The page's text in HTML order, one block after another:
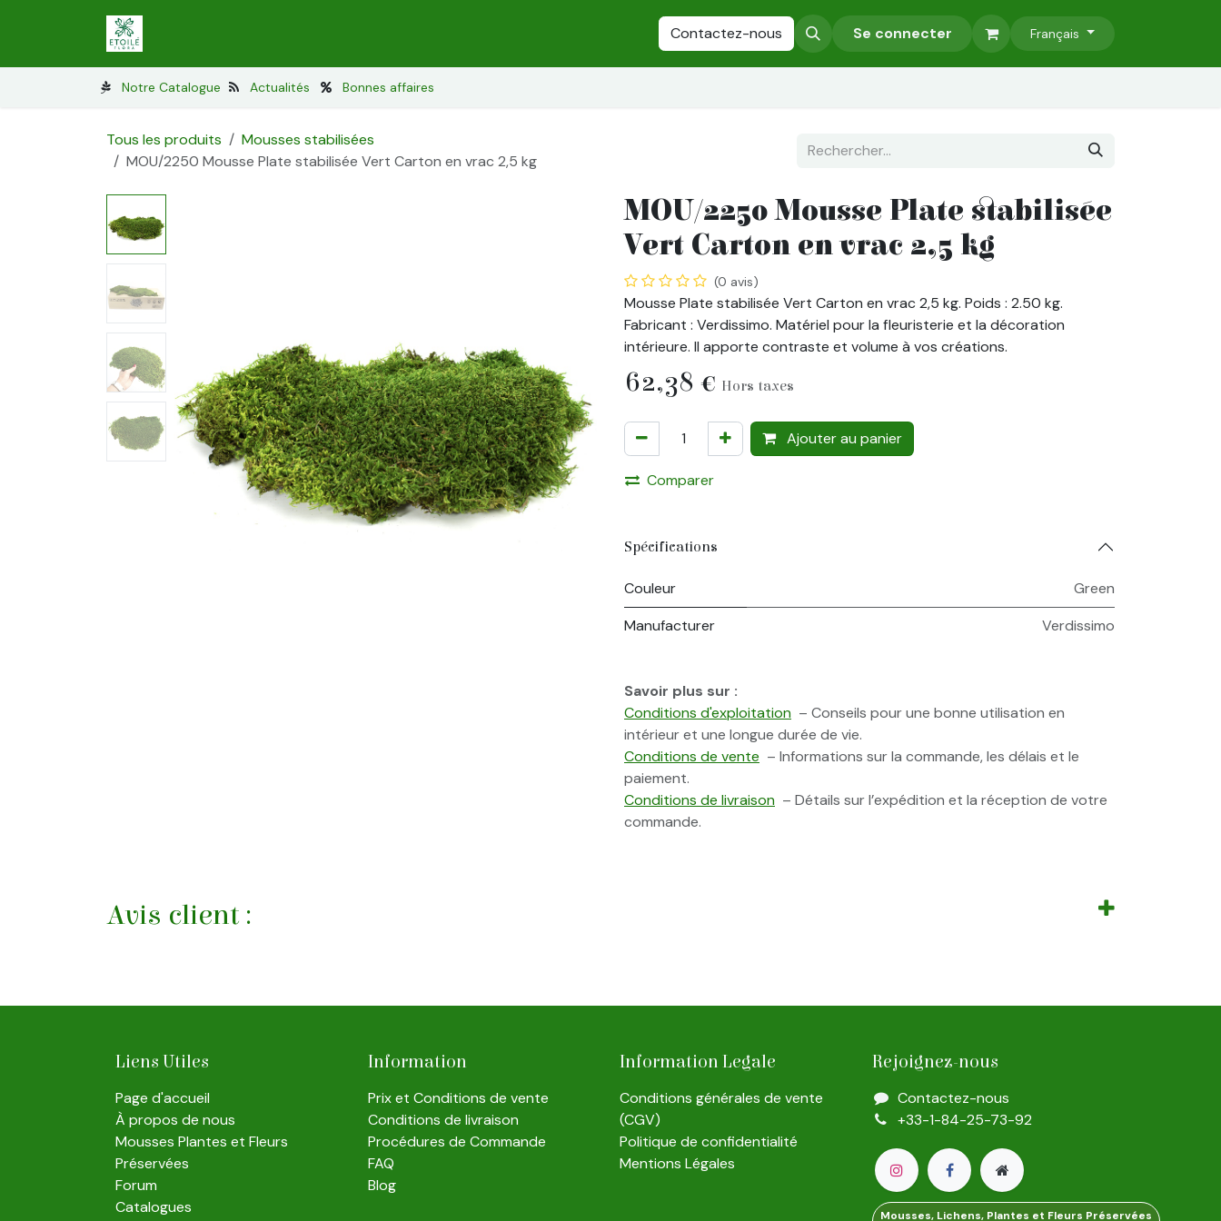
Fleurs stabilisées Arbres stabilisés Accessoires Murs Végétaux Stabilisés
Contactez-nous Se connecter Français
Notre Catalogue Actualités Bonnes affaires
Tous les produits
Mousses stabilisées
MOU/2250 Mousse Plate stabilisée Vert Carton en vrac 2,5 kg
MOU/2250 Mousse Plate stabilisée
Vert Carton en vrac 2,5 kg
(0 avis)
Mousse Plate stabilisée Vert Carton en vrac 2,5 kg. Poids : 2.50 kg.
Fabricant : Verdissimo. Matériel pour la fleuristerie et la décoration
intérieure. Il apporte contraste et volume à vos créations.
62,38 € Hors taxes
Ajouter au panier
Comparer
Spécifications
Couleur
Green
Manufacturer
Verdissimo
Savoir plus sur :
Conditions d'exploitation – Conseils pour une bonne utilisation en
intérieur et une longue durée de vie.
Conditions de vente – Informations sur la commande, les délais et le
paiement.
Conditions de livraison – Détails sur l’expédition et la réception de votre
commande.
Avis client :
Liens Utiles
Page d'accueil
À propos de nous
Mousses Plantes et Fleurs
Préservées
Forum
Catalogues
Rejoignez-nous
Contactez-nous
+33-1-84-25-73-92
Mousses, Lichens, Plantes et Fleurs Préservées
Information
Prix et Conditions de vente
Conditions de livraison
Procédures de Commande
FAQ
Blog
Information Legale
Conditions générales de vente
(CGV)
Politique de confidentialité
Mentions Légales